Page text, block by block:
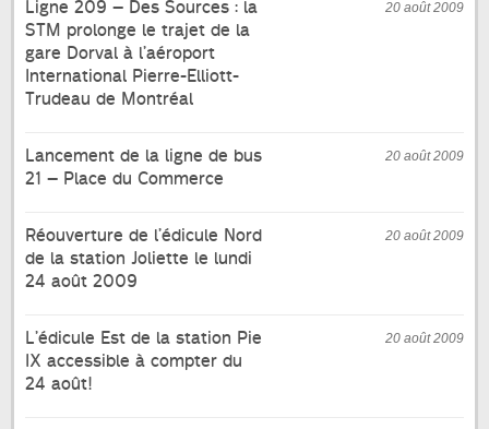
20 août 2009
Ligne 209 – Des Sources : la
STM prolonge le trajet de la
gare Dorval à l’aéroport
International Pierre-Elliott-
Trudeau de Montréal
20 août 2009
Lancement de la ligne de bus
21 – Place du Commerce
20 août 2009
Réouverture de l’édicule Nord
de la station Joliette le lundi
24 août 2009
20 août 2009
L’édicule Est de la station Pie
IX accessible à compter du
24 août!